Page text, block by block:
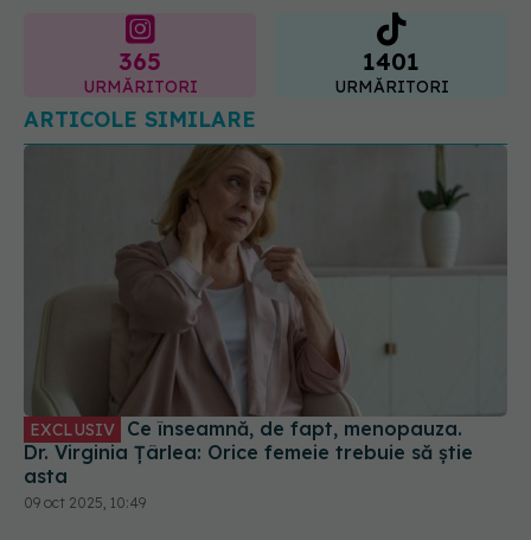
365
URMĂRITORI
1401
URMĂRITORI
ARTICOLE SIMILARE
EXCLUSIV
Dr. Virginia Țârlea: Orice femeie trebuie să știe
asta
09 oct 2025, 10:49